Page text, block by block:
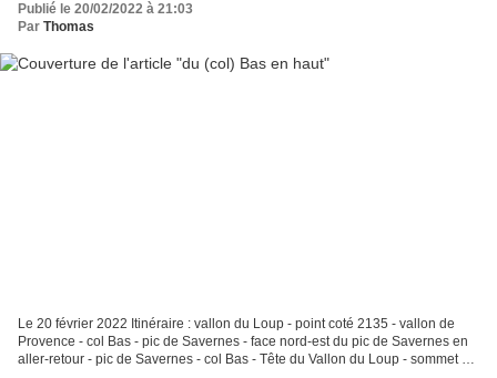
Publié le 20/02/2022 à 21:03
Par Thomas
Le 20 février 2022 Itinéraire : vallon du Loup - point coté 2135 - vallon de
Provence - col Bas - pic de Savernes - face nord-est du pic de Savernes en
aller-retour - pic de Savernes - col Bas - Tête du Vallon du Loup - sommet du